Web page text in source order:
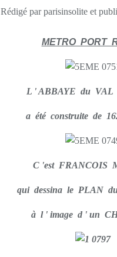
Rédigé par parisinsolite et
METRO PORT
L ' ABBAYE du VAL
a été construite de
C 'est FRANCOIS
qui dessina le PLAN
à l ' image d ' un